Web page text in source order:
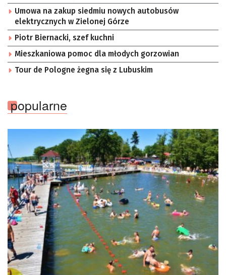
Umowa na zakup siedmiu nowych autobusów
elektrycznych w Zielonej Górze
Piotr Biernacki, szef kuchni
Mieszkaniowa pomoc dla młodych gorzowian
Tour de Pologne żegna się z Lubuskim
popularne